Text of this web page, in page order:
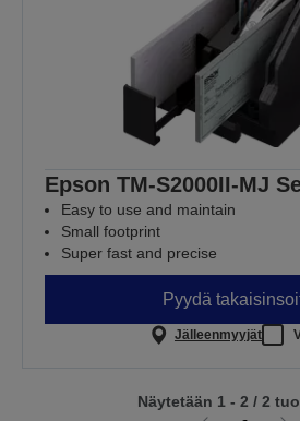
Epson TM-S2000II-MJ
Easy to use and maintain
Small footprint
Super fast and precise
Pyydä
Jälleenmyyjät
Näytetään 1 - 2 / 2